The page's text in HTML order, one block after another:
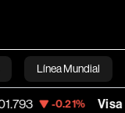
Línea Mundial
Bloomberg
Visa 370.47